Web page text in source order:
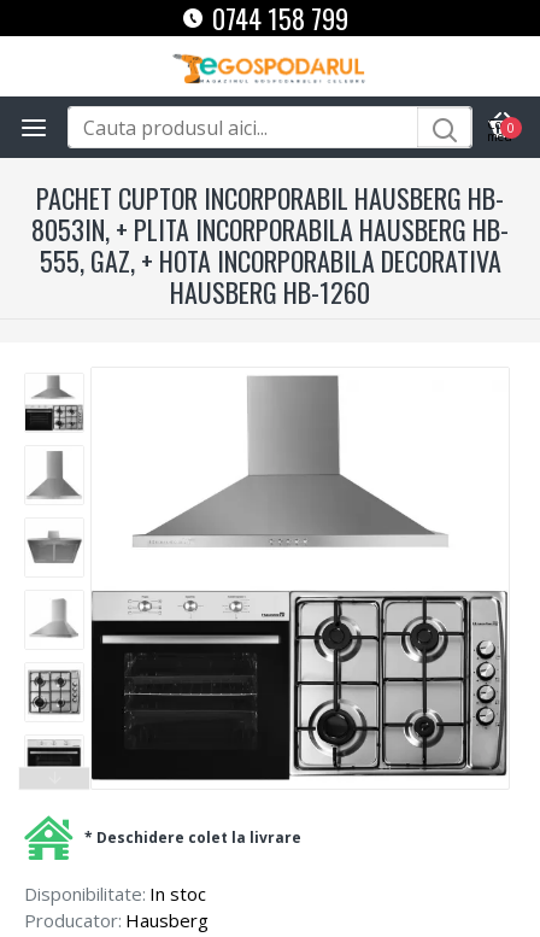
0744 158 799
0
PACHET CUPTOR INCORPORABIL HAUSBERG HB-
8053IN, + PLITA INCORPORABILA HAUSBERG HB-
555, GAZ, + HOTA INCORPORABILA DECORATIVA
HAUSBERG HB-1260
Disponibilitate: In stoc
Producator: Hausberg
* Deschidere colet la livrare